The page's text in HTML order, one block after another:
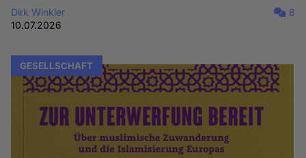
Dirk Winkler
10.07.2026
8
GESELLSCHAFT